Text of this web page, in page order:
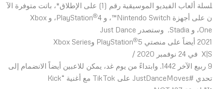
لسلة ألعاب الفيديو الموسيقية رقم (1) على الإطلاق*، باتت متوفرة الآ
ن على أجهزة Nintendo Switch™، و PlayStation
®
4، و Xbox
One، و Stadia. وستصدر Just Dance
2021 أيضاً على منصتي PlayStation
®
5 وXbox Series
X|S
في 24 نوفمبر 2020 /
9 ربيع الآخر 1442. وابتداءً من يوم غد، يمكن للاعبين أيضاً الانضمام إلى
تحدي #JustDanceMoves على TikTok مع أغنية “Kick